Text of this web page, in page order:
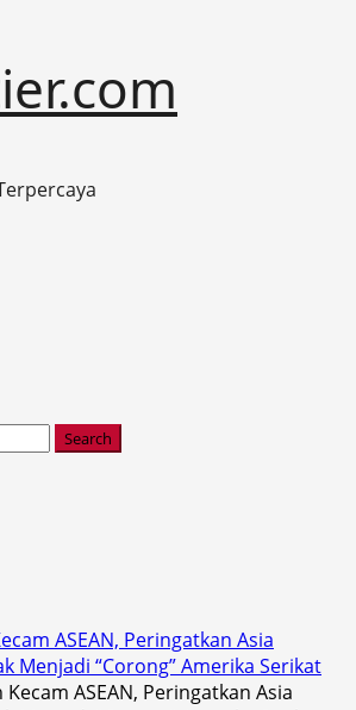
ASEAN, Peringatkan Asia
Menjadi “Corong” Amerika Serikat